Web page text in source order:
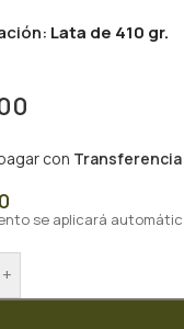
Lata de 410 gr.
con Transferencia
se aplicará
+